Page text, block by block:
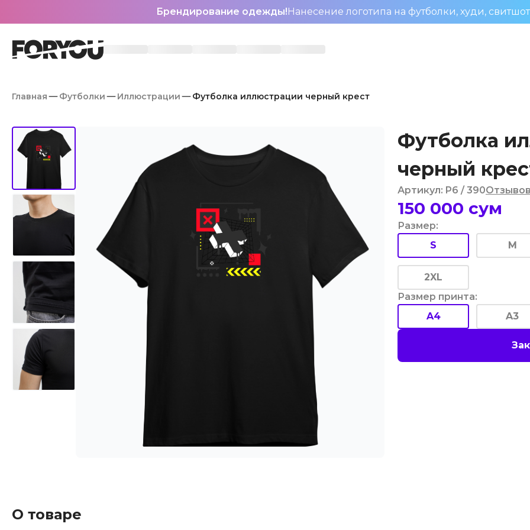
Брендирование одежды!Нанесение логотипа на футболки, худи,
Главная Футболки Иллюстрации Футболка иллюстрации черный крест
Футболка
черный
Артикул: P6 / 390Отзывов
150 000 сум
Размер:
S
M
2XL
Размер принта:
A4
A3
О товаре